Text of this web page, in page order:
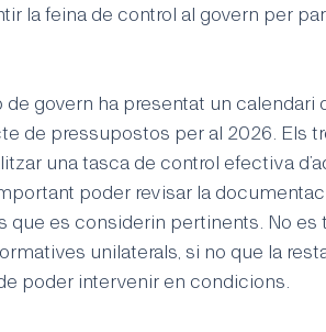
la feina de control al govern per
de govern ha presentat un
de pressupostos per al 2026. Els
una tasca de control efectiva
poder revisar la
que es considerin pertinents. No es
unilaterals, si no que la
poder intervenir en condicions.